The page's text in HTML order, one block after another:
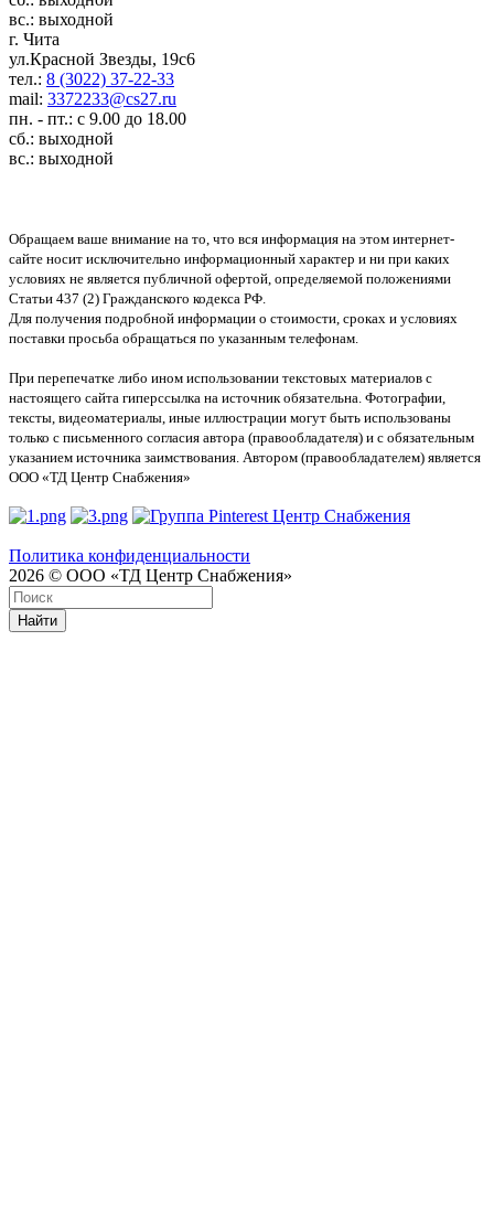
вс.: выходной
г. Чита
ул.Красной Звезды, 19с6
тел.: 8 (3022) 37-22-33
mail: 3372233@cs27.ru
пн. - пт.: с 9.00 до 18.00
сб.: выходной
вс.: выходной
Обращаем ваше внимание на то, что вся информация на этом интернет-
сайте носит исключительно информационный характер и ни при каких
условиях не является публичной офертой, определяемой положениями
Статьи 437 (2) Гражданского кодекса РФ.
Для получения подробной информации о стоимости, сроках и условиях
поставки просьба обращаться по указанным телефонам.
При перепечатке либо ином использовании текстовых материалов с
настоящего сайта гиперссылка на источник обязательна. Фотографии,
тексты, видеоматериалы, иные иллюстрации могут быть использованы
только с письменного согласия автора (правообладателя) и с обязательным
указанием источника заимствования. Автором (правообладателем) является
ООО «ТД Центр Снабжения»
Политика конфиденциальности
2026 © ООО «ТД Центр Снабжения»
Найти